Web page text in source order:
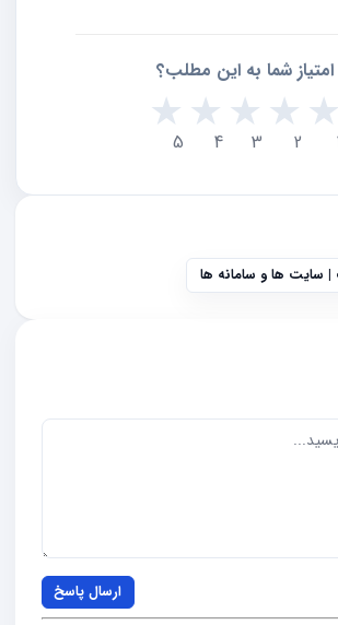
امتیاز شما به این مطلب؟
★
★2
★
3
★4
★
5
سایت ها و سامانه ها
ارسال پاسخ